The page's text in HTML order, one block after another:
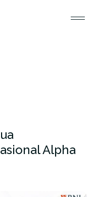
Alpha